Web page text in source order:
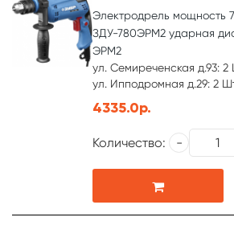
Электродрель мощность
ЗДУ-780ЭРМ2 ударная
ЭРМ2
ул. Семиреченская д.93: 2
ул. Ипподромная д.29: 2
4335.0р.
Количество: